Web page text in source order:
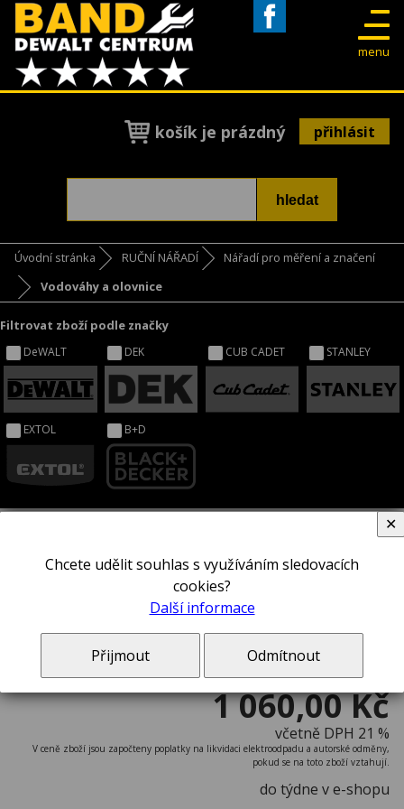
menu
košík je prázdný přihlásit
Úvodní stránka RUČNÍ NÁŘADÍ
Nářadí pro měření a značení
Vodováhy a olovnice
Filtrovat zboží podle značky
DeWALT DEK CUB CADET STANLEY
EXTOL B+D
Vodováha STANLEY® 1-42-313
1 060,00 Kč
včetně DPH 21 %
V ceně zboží jsou započteny poplatky na likvidaci elektroodpadu a autorské odměny,
pokud se na toto zboží vztahují.
do týdne v e-shopu
Chcete udělit souhlas s využíváním sledovacích
cookies?
Další informace
Přijmout Odmítnout
✕